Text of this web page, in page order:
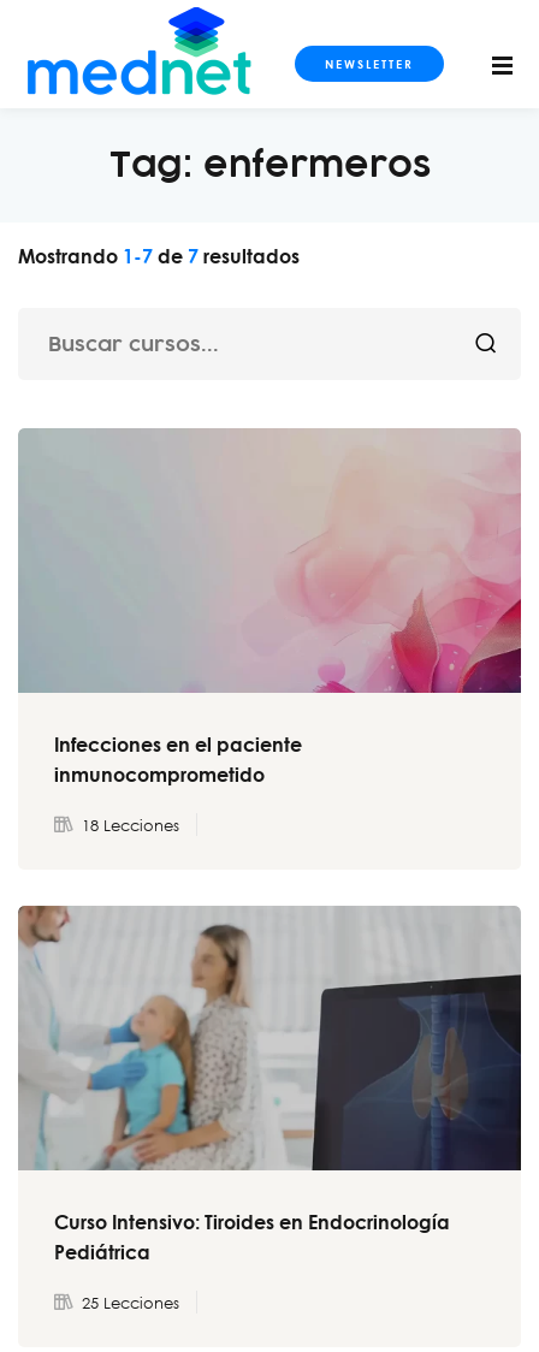
NEWSLETTER
Tag: enfermeros
Mostrando 1 -7 de 7 resultados
Infecciones en el paciente
inmunocomprometido
18 Lecciones
Curso Intensivo: Tiroides en Endocrinología
Pediátrica
25 Lecciones